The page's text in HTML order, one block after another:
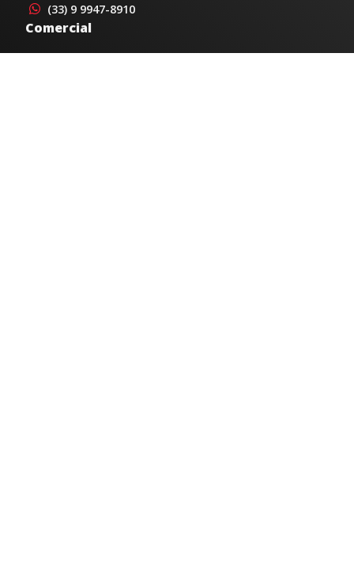
(33) 9 9947-8910
Comercial